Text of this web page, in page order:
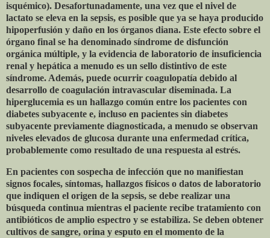
isquémico). Desafortunadamente, una vez que el nivel de
lactato se eleva en la sepsis, es posible que ya se haya producido
hipoperfusión y daño en los órganos diana. Este efecto sobre el
órgano final se ha denominado síndrome de disfunción
orgánica múltiple, y la evidencia de laboratorio de insuficiencia
renal y hepática a menudo es un sello distintivo de este
síndrome. Además, puede ocurrir coagulopatía debido al
desarrollo de coagulación intravascular diseminada. La
hiperglucemia es un hallazgo común entre los pacientes con
diabetes subyacente e, incluso en pacientes sin diabetes
subyacente previamente diagnosticada, a menudo se observan
niveles elevados de glucosa durante una enfermedad crítica,
probablemente como resultado de una respuesta al estrés.
En pacientes con sospecha de infección que no manifiestan
signos focales, síntomas, hallazgos físicos o datos de laboratorio
que indiquen el origen de la sepsis, se debe realizar una
búsqueda continua mientras el paciente recibe tratamiento con
antibióticos de amplio espectro y se estabiliza. Se deben obtener
cultivos de sangre, orina y esputo en el momento de la